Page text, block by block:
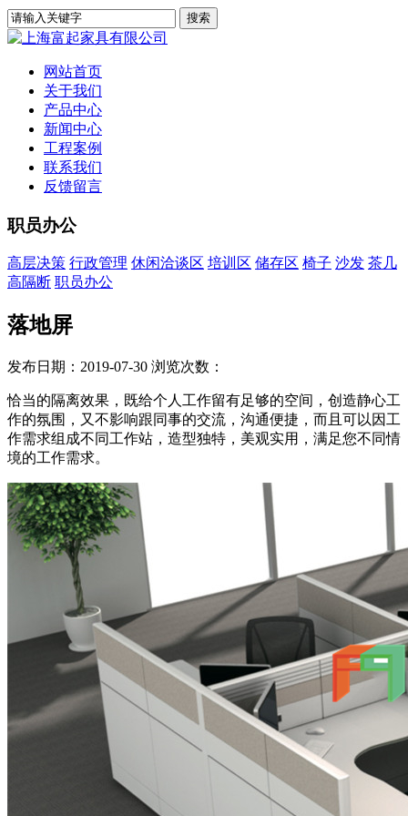
网站首页
关于我们
产品中心
新闻中心
工程案例
联系我们
反馈留言
职员办公
高层决策 行政管理 休闲洽谈区 培训区 储存区 椅子 沙发 茶几
高隔断 职员办公
落地屏
发布日期：2019-07-30 浏览次数：
恰当的隔离效果，既给个人工作留有足够的空间，创造静心工
作的氛围，又不影响跟同事的交流，沟通便捷，而且可以因工
作需求组成不同工作站，造型独特，美观实用，满足您不同情
境的工作需求。